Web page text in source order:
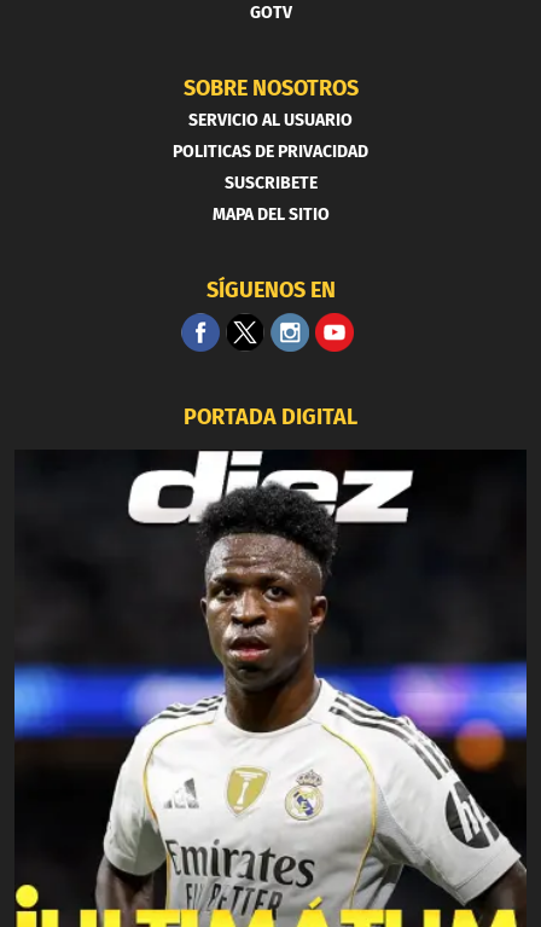
GOTV
SOBRE NOSOTROS
SERVICIO AL USUARIO
POLITICAS DE PRIVACIDAD
SUSCRIBETE
MAPA DEL SITIO
SÍGUENOS EN
PORTADA DIGITAL